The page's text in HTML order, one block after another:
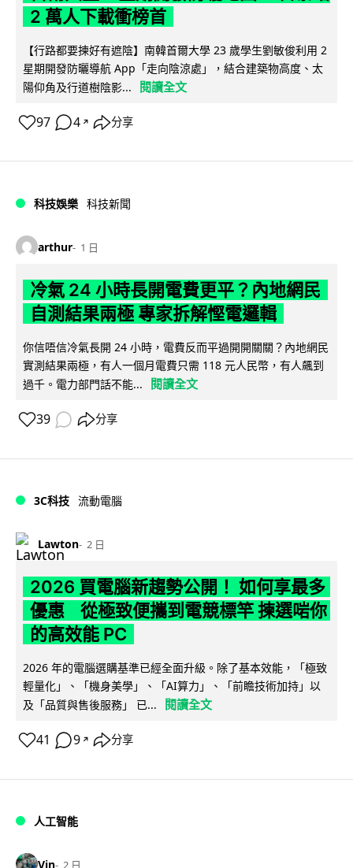
2 萬人下載衝榜首
【行路都要揀好有遮陰】南韓首爾大學 23 歲學生劉敏俊利用 2
星期開發防曬導航 App「走向陰涼處」，結合建築物高度、太
陽仰角及行道樹陰影...
閱讀全文
97 4 ↗ 分享
科技娛樂 科技新聞
arthur 1 日
冷氣 24 小時長開電費更平？內地網民
自測結果兩極 專家拆解慳電邏輯
你信唔信冷氣長開 24 小時，電費反而平過開開關關？內地網民
實測結果兩極，有人一個月電費只需 118 元人民幣，有人飆到
過千。電力部門話不能...
閱讀全文
39 分享
3C科技 流動電腦
Lawton 2 日
2026 買電腦新趨勢公開！ 如何享最多
優惠 從極致便攜到電競標竿 揀選啱你
的高效能 PC
2026 年的電腦選購基準已經全面升級。除了基本效能，「極致
輕量化」、「機身美學」、「AI算力」、「前瞻技術加持」以
及「品質與售後服務」 已...
閱讀全文
41 9 ↗ 分享
人工智能
Vin 2 日